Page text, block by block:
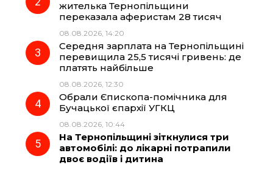
o
k
r
a
m
жителька Тернопільщини
переказала аферистам 28 тисяч
08.08.2026, 14:20
Середня зарплата на Тернопільщині
перевищила 25,5 тисячі гривень: де
платять найбільше
08.08.2026, 12:30
Обрали Єпископа-помічника для
Бучацької єпархії УГКЦ
08.08.2026, 10:44
На Тернопільщині зіткнулися три
автомобілі: до лікарні потрапили
двоє водіїв і дитина